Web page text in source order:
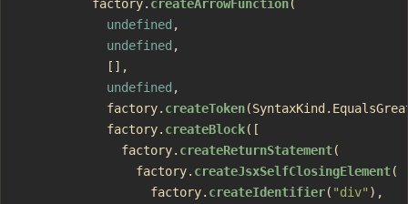
          factory.
createArrowFunction(
            undefined
,
            undefined
,
            [],
            undefined
,
            factory.
createToken
            factory.
createBlock([
              factory.
createReturnStatement(
                factory.
createJsxSelfClosingElement(
                  factory.
createIdentifier( "div" ),